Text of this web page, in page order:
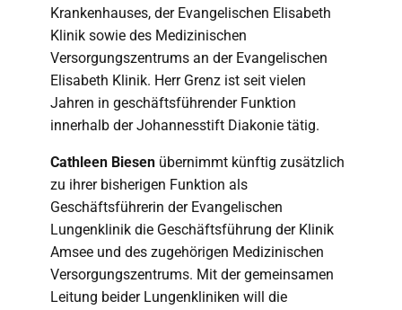
Krankenhauses, der Evangelischen Elisabeth
Klinik sowie des Medizinischen
Versorgungszentrums an der Evangelischen
Elisabeth Klinik. Herr Grenz ist seit vielen
Jahren in geschäftsführender Funktion
innerhalb der Johannesstift Diakonie tätig.
Cathleen Biesen übernimmt künftig zusätzlich
zu ihrer bisherigen Funktion als
Geschäftsführerin der Evangelischen
Lungenklinik die Geschäftsführung der Klinik
Amsee und des zugehörigen Medizinischen
Versorgungszentrums. Mit der gemeinsamen
Leitung beider Lungenkliniken will die